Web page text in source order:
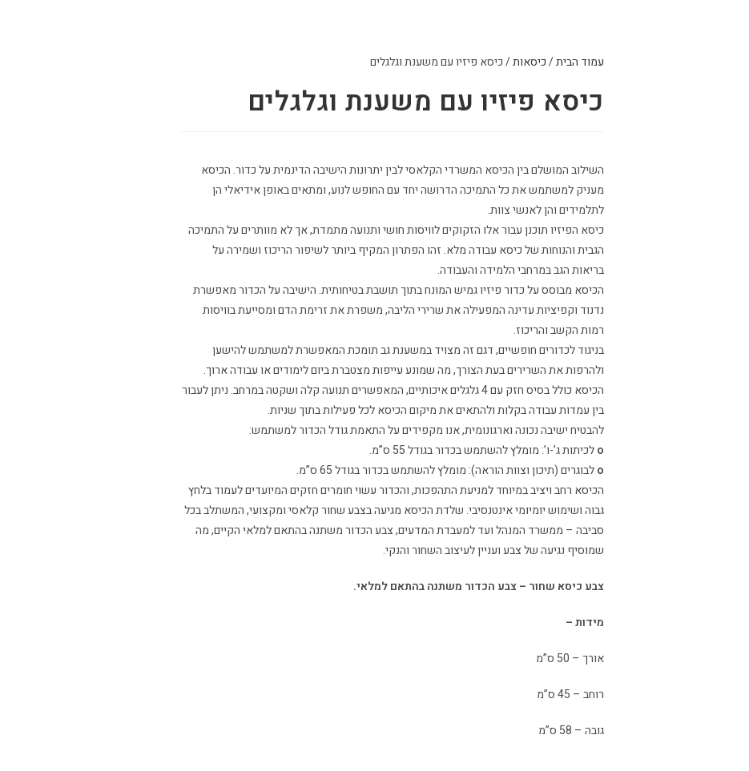
עמוד הבית/כיסאות/ כיסא פיזיו עם משענת וגלגלים
כיסא פיזיו עם משענת וגלגלים
השילוב המושלם בין הכיסא המשרדי הקלאסי לבין יתרונות הישיבה הדינמית על כדור. הכיסא
מעניק למשתמש את כל התמיכה הדרושה יחד עם החופש לנוע, ומתאים באופן אידיאלי הן
לתלמידים והן לאנשי צוות.
כיסא הפיזיו תוכנן עבור אלו הזקוקים לוויסות חושי ותנועה מתמדת, אך לא מוותרים על התמיכה
הגבית והנוחות של כיסא עבודה מלא. זהו הפתרון המקיף ביותר לשיפור הריכוז ושמירה על
בריאות הגב במרחבי הלמידה והעבודה.
הכיסא מבוסס על כדור פיזיו גמיש המונח בתוך תושבת בטיחותית. הישיבה על הכדור מאפשרת
נדנוד וקפיציות עדינה המפעילה את שרירי הליבה, משפרת את זרימת הדם ומסייעת בוויסות
רמות הקשב והריכוז.
בניגוד לכדורים חופשיים, דגם זה מצויד במשענת גב תומכת המאפשרת למשתמש להישען
ולהרפות את השרירים בעת הצורך, מה שמונע עייפות מצטברת ביום לימודים או עבודה ארוך.
הכיסא כולל בסיס חזק עם 4 גלגלים איכותיים, המאפשרים תנועה קלה ושקטה במרחב. ניתן לעבור
בין עמדות עבודה בקלות ולהתאים את מיקום הכיסא לכל פעילות בתוך שניות.
להבטיח ישיבה נכונה וארגונומית, אנו מקפידים על התאמת גודל הכדור למשתמש:
oלכיתות ג’-ו’: מומלץ להשתמש בכדור בגודל 55 ס”מ.
oלבוגרים (תיכון וצוות הוראה): מומלץ להשתמש בכדור בגודל 65 ס”מ.
הכיסא רחב ויציב במיוחד למניעת התהפכות, והכדור עשוי חומרים חזקים המיועדים לעמוד בלחץ
גבוה ושימוש יומיומי אינטנסיבי. שלדת הכיסא מגיעה בצבע שחור קלאסי ומקצועי, המשתלב בכל
סביבה – ממשרד המנהל ועד למעבדת המדעים, צבע הכדור משתנה בהתאם למלאי הקיים, מה
שמוסיף נגיעה של צבע ועניין לעיצוב השחור והנקי.
צבע כיסא שחור – צבע הכדור משתנה בהתאם למלאי.
מידות –
אורך – 50 ס”מ
רוחב – 45 ס”מ
גובה – 58 ס”מ